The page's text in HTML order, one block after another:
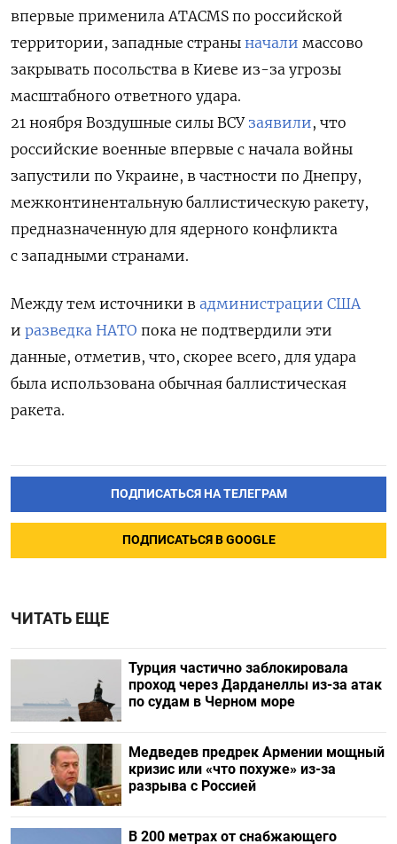
впервые применила ATACMS по российской
территории, западные страны начали массово
закрывать посольства в Киеве из-за угрозы
масштабного ответного удара.
21 ноября Воздушные силы ВСУ заявили, что
российские военные впервые с начала войны
запустили по Украине, в частности по Днепру,
межконтинентальную баллистическую ракету,
предназначенную для ядерного конфликта
с западными странами.
Между тем источники в администрации США
и разведка НАТО пока не подтвердили эти
данные, отметив, что, скорее всего, для удара
была использована обычная баллистическая
ракета.
ПОДПИСАТЬСЯ НА ТЕЛЕГРАМ
ПОДПИСАТЬСЯ В GOOGLE
ЧИТАТЬ ЕЩЕ
Турция частично заблокировала
проход через Дарданеллы из-за атак
по судам в Черном море
Медведев предрек Армении мощный
кризис или «что похуже» из-за
разрыва с Россией
В 200 метрах от снабжающего